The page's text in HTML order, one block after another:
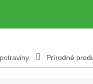
Prírodné